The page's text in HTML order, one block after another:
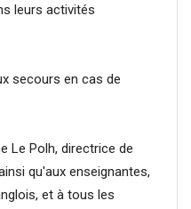
leurs activités
secours en cas de
Le Polh, directrice de
qu'aux enseignantes,
et à tous les